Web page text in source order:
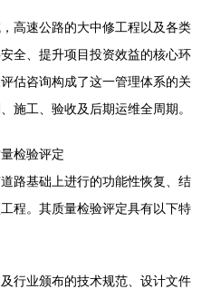
高速公路的大中修工程以及各类
全、提升项目投资效益的核心环
估咨询构成了这一管理体系的关
施工、验收及后期运维全周期。
检验评定
路基础上进行的功能性恢复、结
程。其质量检验评定具有以下特
行业颁布的技术规范、设计文件